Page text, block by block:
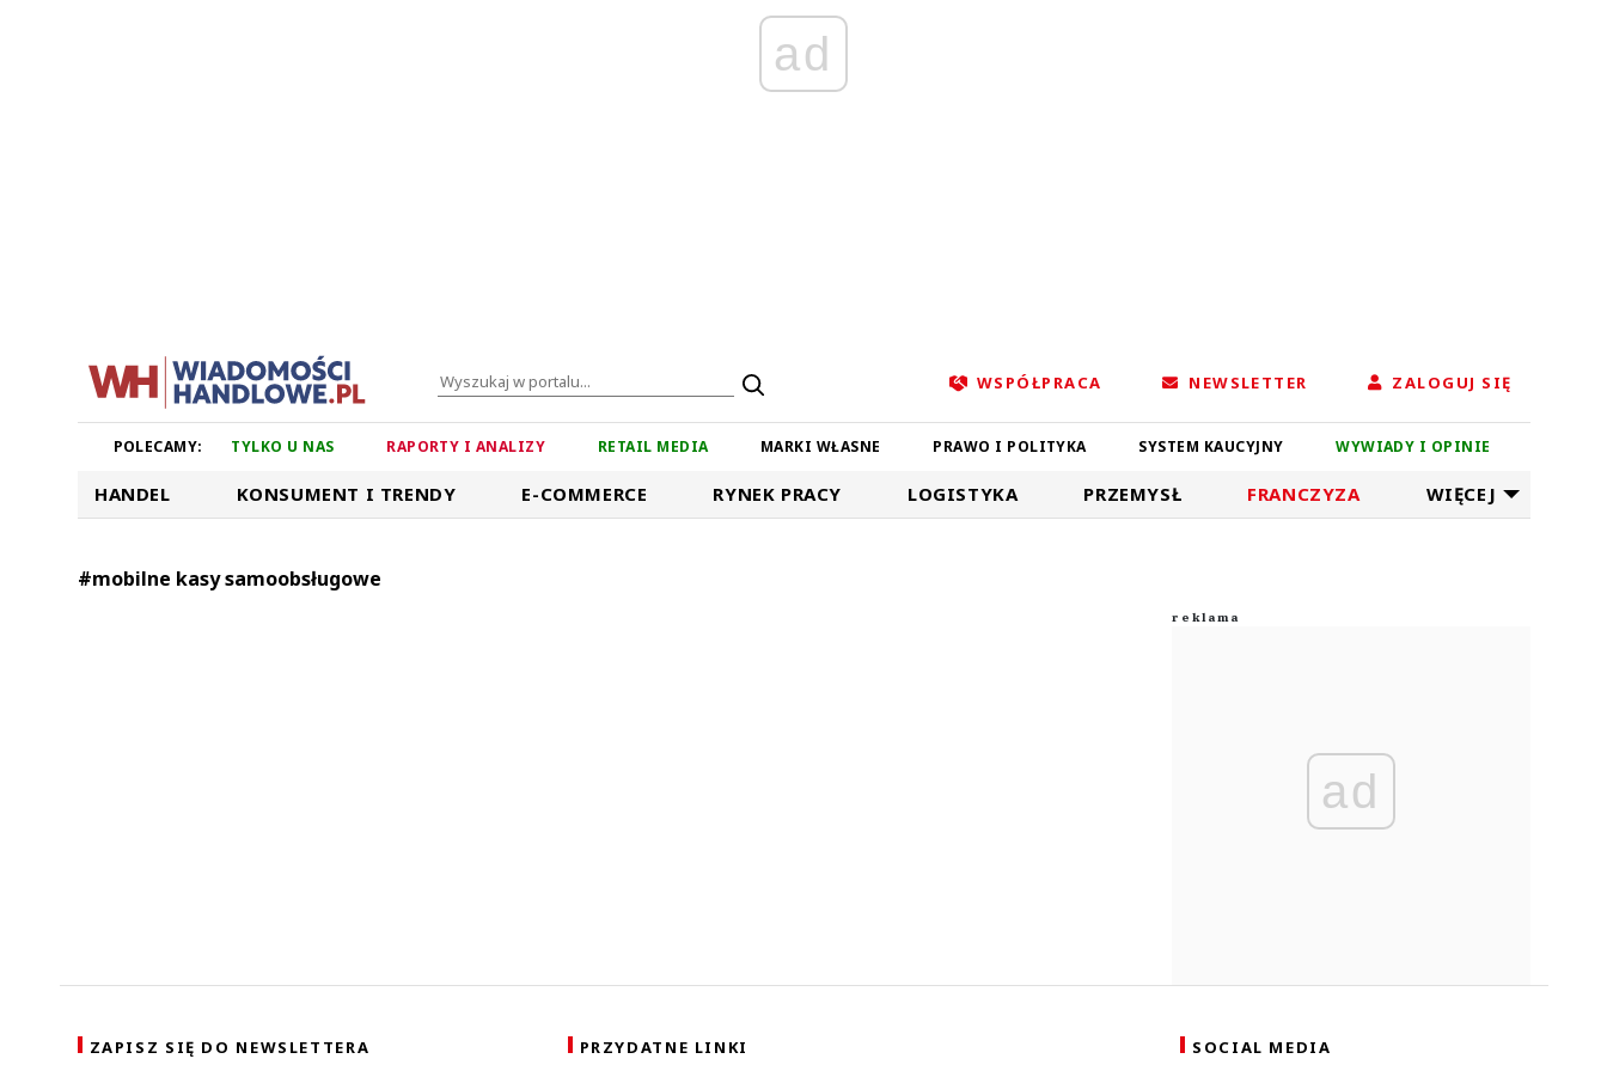
ad
WSPÓŁPRACA NEWSLETTER ZALOGUJ SIĘ
POLECAMY: TYLKO U NAS RAPORTY I ANALIZY RETAIL MEDIA MARKI WŁASNE PRAWO I POLITYKA SYSTEM KAUCYJNY WYWIADY I OPINIE
HANDEL KONSUMENT I TRENDY E-COMMERCE RYNEK PRACY LOGISTYKA PRZEMYSŁ FRANCZYZA WIĘCEJ
#mobilne kasy samoobsługowe
ad
ZAPISZ SIĘ DO NEWSLETTERA PRZYDATNE LINKI SOCIAL MEDIA